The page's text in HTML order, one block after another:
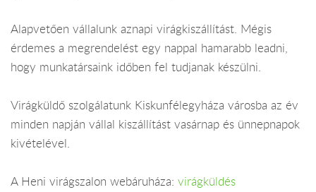
Alapvetően vállalunk aznapi virágkiszállítást. Mégis
érdemes a megrendelést egy nappal hamarabb leadni,
hogy munkatársaink időben fel tudjanak készülni.
Virágküldő szolgálatunk Kiskunfélegyháza városba az év
minden napján vállal kiszállítást vasárnap és ünnepnapok
kivételével.
A Heni virágszalon webáruháza: virágküldés